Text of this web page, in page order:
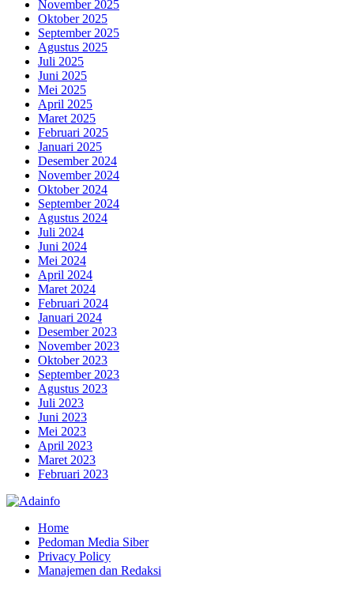
November 2025
Oktober 2025
September 2025
Agustus 2025
Juli 2025
Juni 2025
Mei 2025
April 2025
Maret 2025
Februari 2025
Januari 2025
Desember 2024
November 2024
Oktober 2024
September 2024
Agustus 2024
Juli 2024
Juni 2024
Mei 2024
April 2024
Maret 2024
Februari 2024
Januari 2024
Desember 2023
November 2023
Oktober 2023
September 2023
Agustus 2023
Juli 2023
Juni 2023
Mei 2023
April 2023
Maret 2023
Februari 2023
Home
Pedoman Media Siber
Privacy Policy
Manajemen dan Redaksi